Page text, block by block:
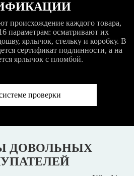
происхождение каждого товара,
параметрам: осматривают их
ярлычок, стельку и коробку. В
сертификат подлинности, а на
ярлычок с пломбой.
проверки
ДОВОЛЬНЫХ